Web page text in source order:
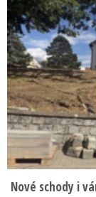
Nové schody i